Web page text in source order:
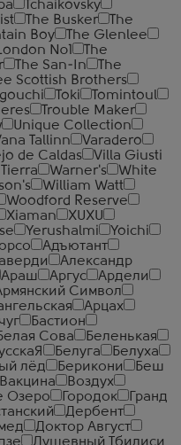
Tchaikovsky
The Busker
The
Boy
The Glenlee
London №1
The
The San-In
The
Scottish Brothers
Toki
Tomintoul
Trouble Maker
Unique Collection
Tallinn
Varadero
de Caldas
Villa Giusti
Warner's
White
William Watt
Woodford Reserve
Xiaman
XUXU
Yerushalmi
Yoichi
Адъютант
Александр
Араш Аргус
Ардели
Символ
Арцах
Бастион
Сова
Беленькая
Белуга
Белуха
лёд Берикони
Беш
Вакцина
Воздух
Озеро Городок
Гранд
Дербент
Доктор Август